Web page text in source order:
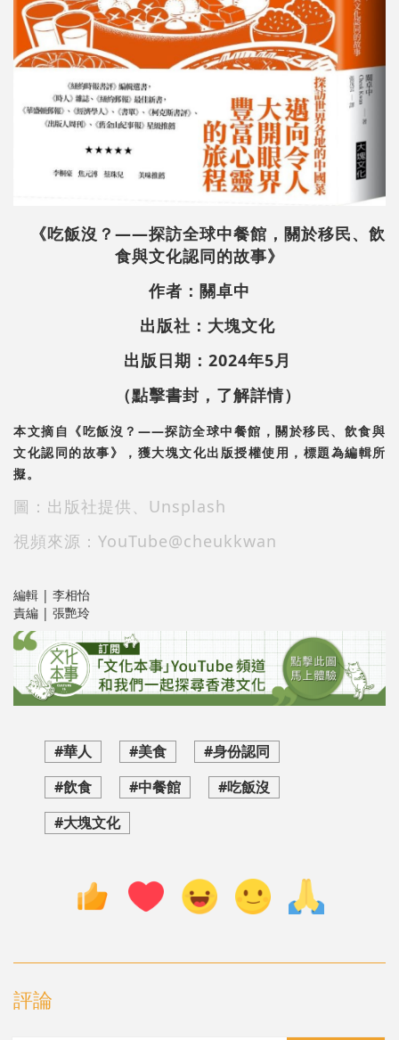
《吃飯沒？——探訪全球中餐館，關於移民、飲
食與文化認同的故事》
作者：關卓中
出版社：大塊文化
出版日期：2024年5月
（點擊書封，了解詳情）
本文摘自《吃飯沒？——探訪全球中餐館，關於移民、飲食與
文化認同的故事》，獲大塊文化出版授權使用，標題為編輯所
擬。
圖：出版社提供、Unsplash
視頻來源：YouTube@cheukkwan
編輯 | 李相怡
責編 | 張艷玲
#華人 #美食
#身份認同
#飲食
#中餐館
#吃飯沒
#大塊文化
評論